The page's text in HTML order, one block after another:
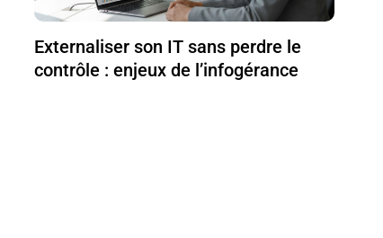
Externaliser son IT sans perdre le
contrôle : enjeux de l’infogérance